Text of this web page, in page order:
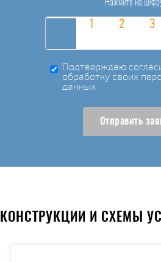
Нажмите на
Подтверждаю
обработку своих
данных
Отправить
КОНСТРУКЦИИ И СХЕМЫ